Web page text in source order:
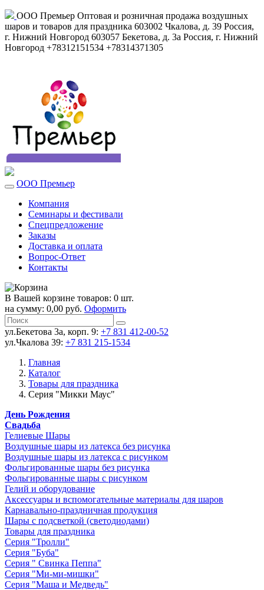
ООО Премьер Оптовая и розничная продажа воздушных
шаров и товаров для праздника 603002 Чкалова, д. 39 Россия,
г. Нижний Новгород 603057 Бекетова, д. 3а Россия, г. Нижний
Новгород +78312151534 +78314371305
ООО Премьер
Компания
Семинары и фестивали
Спецпредложение
Заказы
Доставка и оплата
Вопрос-Ответ
Контакты
В Вашей корзине товаров: 0 шт.
на сумму: 0,00 руб. Оформить
ул.Бекетова 3а, корп. 9: +7 831 412-00-52
ул.Чкалова 39: +7 831 215-1534
Главная
Каталог
Товары для праздника
Серия "Микки Маус"
День Рождения
Свадьба
Гелиевые Шары
Воздушные шары из латекса без рисунка
Воздушные шары из латекса с рисунком
Фольгированные шары без рисунка
Фольгированные шары с рисунком
Гелий и оборудование
Аксессуары и вспомогательные материалы для шаров
Карнавально-праздничная продукция
Шары с подсветкой (светодиодами)
Товары для праздника
Серия "Тролли"
Серия "Буба"
Серия " Свинка Пеппа"
Серия "Ми-ми-мишки"
Серия "Маша и Медведь"